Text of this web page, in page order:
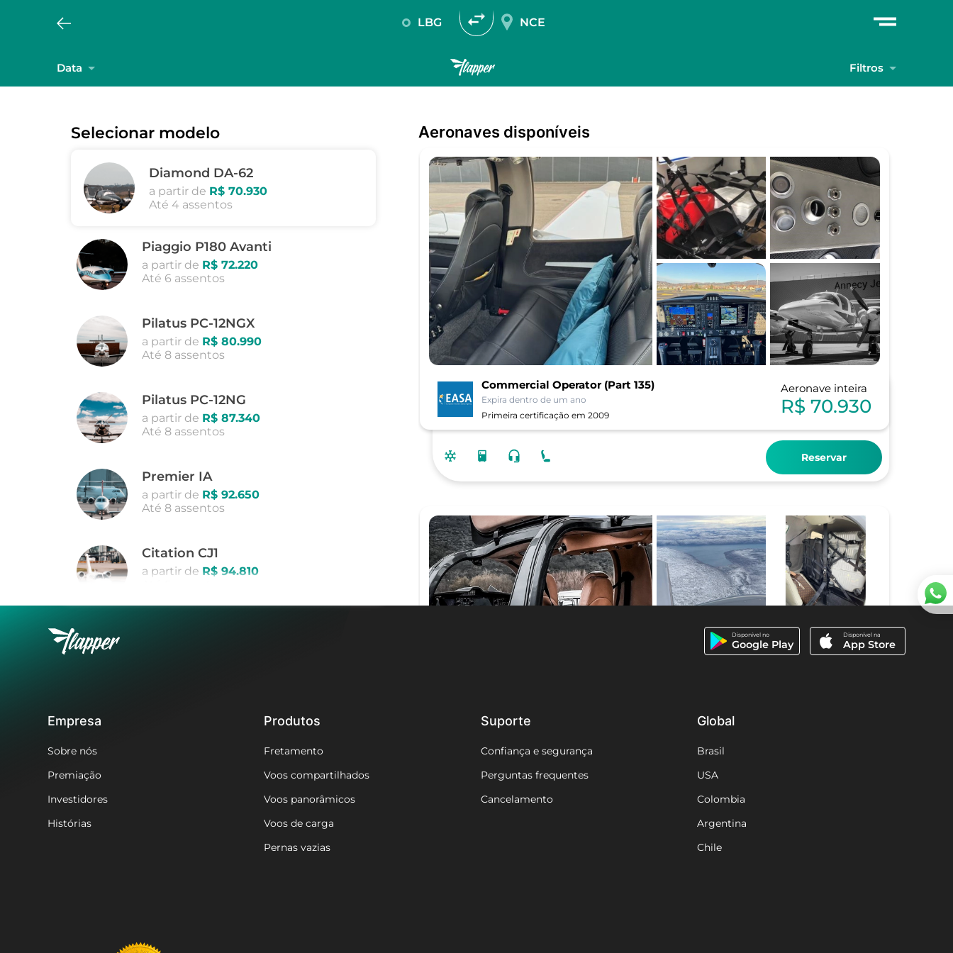
LBG NCE
Data Filtros
Selecionar modelo
Diamond DA-62
a partir de R$ 70.930
Até 4 assentos
Piaggio P180 Avanti
a partir de R$ 72.220
Até 6 assentos
Pilatus PC-12NGX
a partir de R$ 80.990
Até 8 assentos
Pilatus PC-12NG
a partir de R$ 87.340
Até 8 assentos
Premier IA
a partir de R$ 92.650
Até 8 assentos
Citation CJ1
a partir de R$ 94.810
aeronaves disponíveis
Commercial Operator (Part 135)
Expira dentro de um ano
Primeira certificação em2009
Aeronave inteira
R$ 70.930
Reservar
Commercial Operator (Part 135)
Expira em 3 anos
Primeira certificação em2022
Disponível no
Google Play
Disponível na
App Store
Empresa
Sobre nós
Premiação
Investidores
Histórias
Produtos
Fretamento
Voos compartilhados
Voos panorâmicos
Voos de carga
Pernas vazias
Suporte
Confiança e segurança
Perguntas frequentes
Cancelamento
Global
Brasil
USA
Colombia
Argentina
Chile